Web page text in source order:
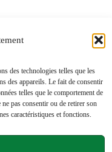
des technologies telles que les
des appareils. Le fait de consentir
telles que le comportement de
pas consentir ou de retirer son
caractéristiques et fonctions.